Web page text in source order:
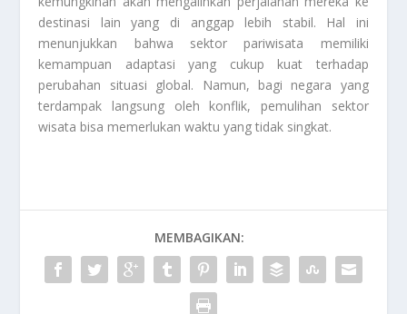
destinasi lain yang di anggap lebih stabil. Hal ini
menunjukkan bahwa sektor pariwisata memiliki
kemampuan adaptasi yang cukup kuat terhadap
perubahan situasi global. Namun, bagi negara yang
terdampak langsung oleh konflik, pemulihan sektor
wisata bisa memerlukan waktu yang tidak singkat.
MEMBAGIKAN: